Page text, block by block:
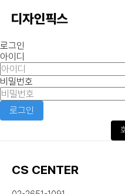
로그인
아이디
비밀번호
로그인
CS CENTER